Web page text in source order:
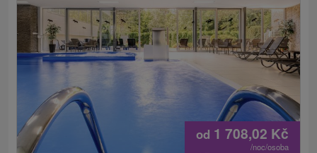
od 1 708,02 Kč
/noc/osoba